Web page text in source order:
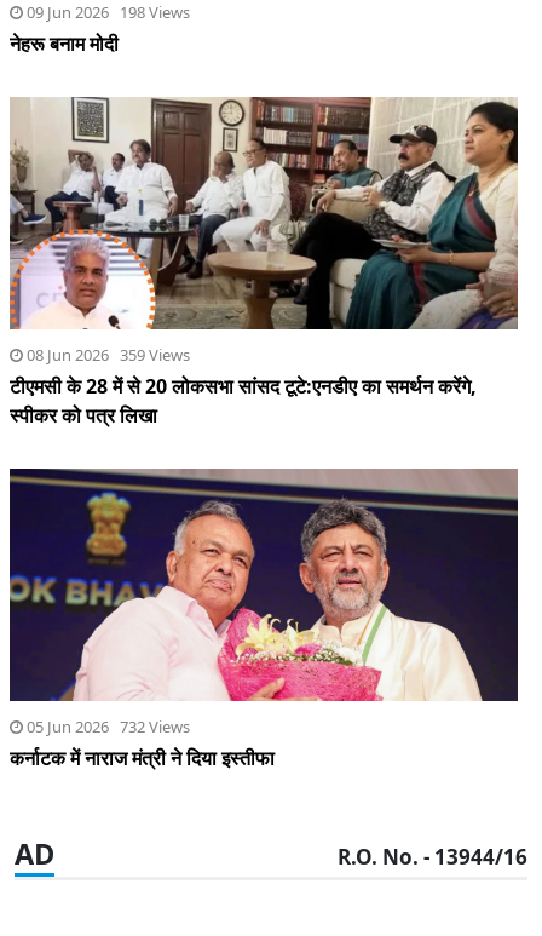
09 Jun 2026 198 Views
नेहरू बनाम मोदी
08 Jun 2026 359 Views
टीएमसी के 28 में से 20 लोकसभा सांसद टूटे:एनडीए का समर्थन करेंगे,
स्पीकर को पत्र लिखा
05 Jun 2026 732 Views
कर्नाटक में नाराज मंत्री ने दिया इस्तीफा
AD R.O. No. - 13944/16